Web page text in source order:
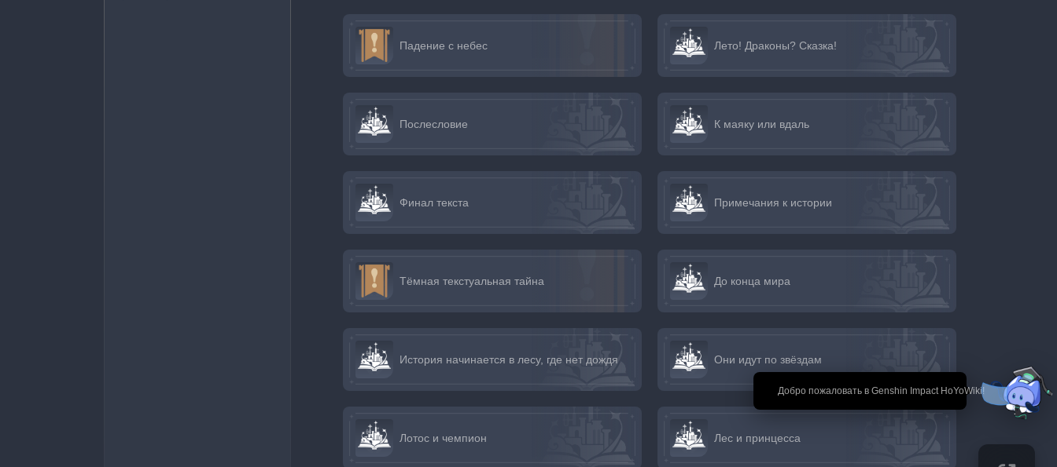
Падение с небес Лето! Драконы? Сказка!
Послесловие К маяку или вдаль
Финал текста Примечания к истории
Тёмная текстуальная тайна До конца мира
История начинается в лесу, где нет дождя Они идут по звёздам
Лотос и чемпион Лес и принцесса
🎉 Добро пожаловать в Genshin Impact HoYoWiki!